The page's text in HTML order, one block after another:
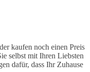
kaufen noch einen Preis
selbst mit Ihren Liebsten
dafür, dass Ihr Zuhause